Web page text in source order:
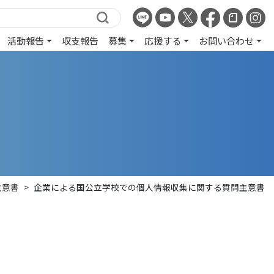
活動報告 収支報告 募集 応援する お問い合わせ
書 > 企業による国公立学校での個人情報収集に関する質問主意書